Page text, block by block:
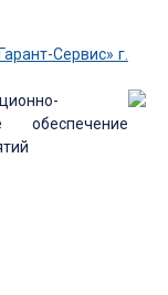
Сервис» г.
обеспечение